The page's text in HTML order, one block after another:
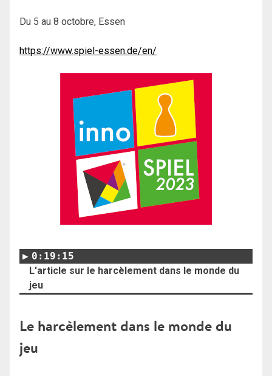
Du 5 au 8 octobre, Essen
https://www.spiel-essen.de/en/
0:19:15
L'article sur le harcèlement dans le monde du
jeu
Le harcèlement dans le monde du
jeu